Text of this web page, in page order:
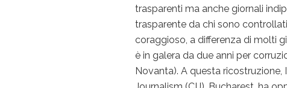
trasparenti ma anche giornali
trasparente da chi sono
coraggioso, a differenza di molti
è in galera da due anni per
Novanta). A questa ricostruzione,